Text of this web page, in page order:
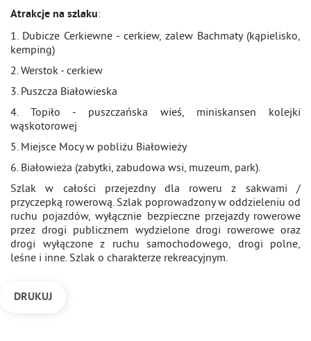
Atrakcje na szlaku:
1. Dubicze Cerkiewne - cerkiew, zalew Bachmaty (kąpielisko,
kemping)
2. Werstok - cerkiew
3. Puszcza Białowieska
4. Topiło - puszczańska wieś, miniskansen kolejki
wąskotorowej
5. Miejsce Mocy w pobliżu Białowieży
6. Białowieża (zabytki, zabudowa wsi, muzeum, park).
Szlak w całości przejezdny dla roweru z sakwami /
przyczepką rowerową. Szlak poprowadzony w oddzieleniu od
ruchu pojazdów, wyłącznie bezpieczne przejazdy rowerowe
przez drogi publicznem wydzielone drogi rowerowe oraz
drogi wyłączone z ruchu samochodowego, drogi polne,
leśne i inne. Szlak o charakterze rekreacyjnym.
DRUKUJ